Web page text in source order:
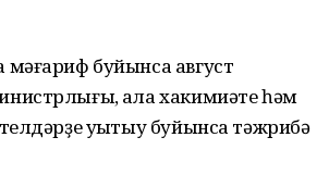
буйынса август
ҡала хакимиәте һәм
уҡытыу буйынса тәжрибә